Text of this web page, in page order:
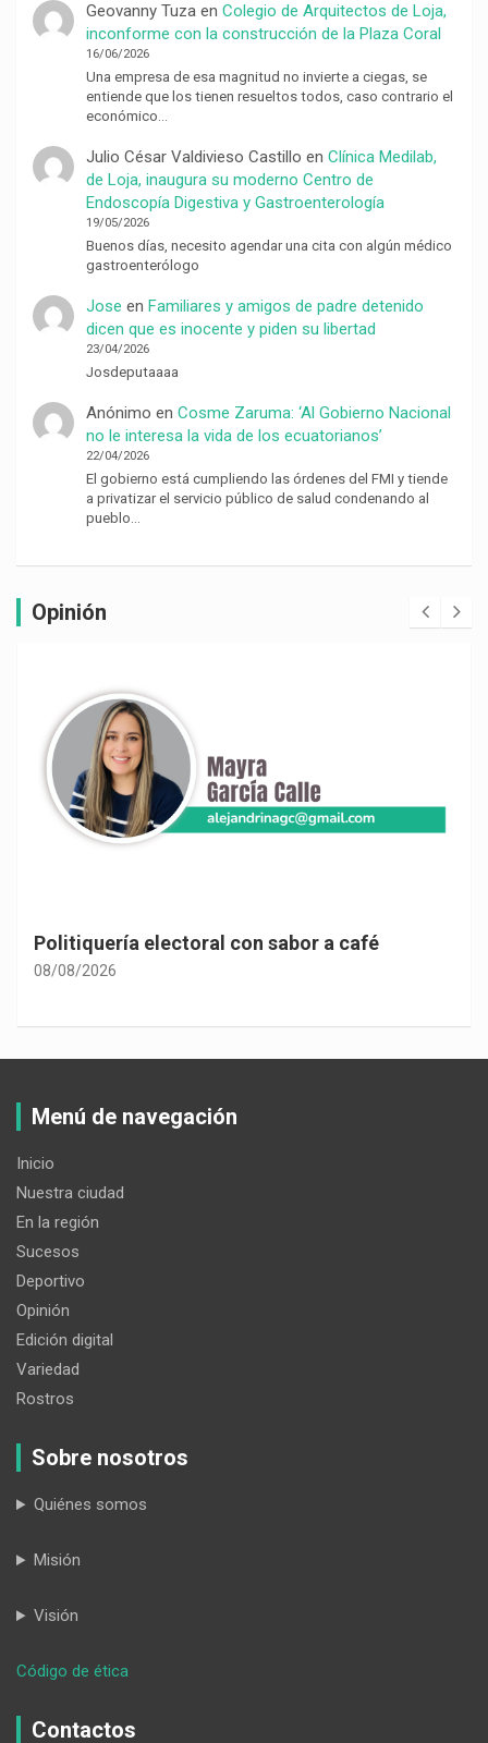
Geovanny Tuzaen Colegio de Arquitectos de Loja,
inconforme con la construcción de la Plaza Coral
16/06/2026
Una empresa de esa magnitud no invierte a ciegas, se
entiende que los tienen resueltos todos, caso contrario el
económico…
Julio César Valdivieso Castillo en Clínica Medilab,
de Loja, inaugura su moderno Centro de
Endoscopía Digestiva y Gastroenterología
19/05/2026
Buenos días, necesito agendar una cita con algún médico
gastroenterólogo
Jose en Familiares y amigos de padre detenido
dicen que es inocente y piden su libertad
23/04/2026
Josdeputaaaa
Anónimo en Cosme Zaruma: ‘Al Gobierno Nacional
no le interesa la vida de los ecuatorianos’
22/04/2026
El gobierno está cumpliendo las órdenes del FMI y tiende
a privatizar el servicio público de salud condenando al
pueblo…
Opinión
Politiquería electoral con sabor a café
08/08/2026
Menú de navegación
Inicio
Nuestra ciudad
En la región
Sucesos
Deportivo
Opinión
Edición digital
Variedad
Rostros
Sobre nosotros
Quiénes somos
Misión
Visión
Código de ética
Loja
Contactos